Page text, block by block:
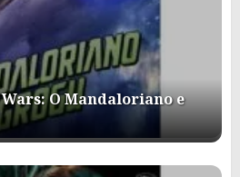
O Mandaloriano e